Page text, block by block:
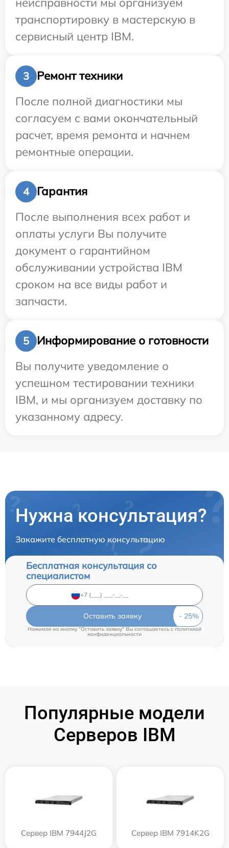
транспортировку в мастерскую в
сервисный центр IBM.
3
Ремонт техники
После полной диагностики мы
согласуем с вами окончательный
расчет, время ремонта и начнем
ремонтные операции.
4
Гарантия
После выполнения всех работ и
оплаты услуги Вы получите
документ о гарантийном
обслуживании устройства IBM
сроком на все виды работ и
запчасти.
5
Информирование о готовности
Вы получите уведомление о
успешном тестировании техники
IBM, и мы организуем доставку по
указанному адресу.
Нужна консультация?
Закажите бесплатную консультацию
Бесплатная консультация со
специалистом
Оставить заявку
Нажимая на кнопку "Оставить заявку" Вы соглашаетесь cполитикой
конфиденциальности
Популярные модели
Серверов IBM
Сервер IBM 7944J2G Сервер IBM 7914K2G